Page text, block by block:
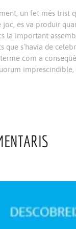
un fet més trist
joc, es va produir
la important
que s'havia de
com a
imprescindible,